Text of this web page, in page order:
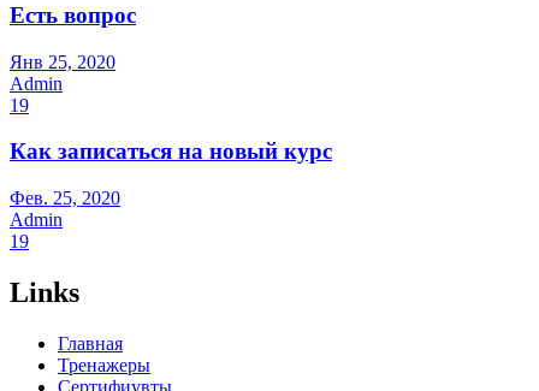
Есть вопрос
Янв 25, 2020
Admin
19
Как записаться на новый курс
Фев. 25, 2020
Admin
19
Links
Главная
Тренажеры
Сертифиувты